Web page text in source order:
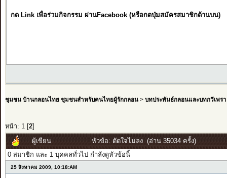
กด Link เพื่อร่วมกิจกรรม ผ่านFacebook (หรือกดปุ่มสมัครสมาชิกด้านบน)
ชุมชน บ้านกลอนไทย ชุมชนสำหรับคนไทยผู้รักกลอน> บทประพันธ์กลอนและบทกวีเพรา
หน้า: 1[ 2]
ผู้เขียน
หัวข้อ: ตัดใจไม่ลง (อ่าน 35034 ครั้ง)
0 สมาชิก และ 1 บุคคลทั่วไป กำลังดูหัวข้อนี้
25 สิงหาคม 2009, 10:18:AM